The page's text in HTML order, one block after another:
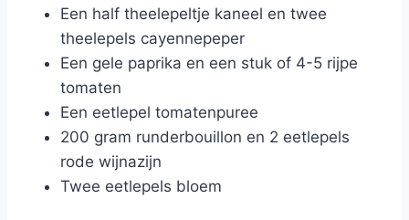
Een half theelepeltje kaneel en twee
theelepels cayennepeper
Een gele paprika en een stuk of 4-5 rijpe
tomaten
Een eetlepel tomatenpuree
200 gram runderbouillon en 2 eetlepels
rode wijnazijn
Twee eetlepels bloem